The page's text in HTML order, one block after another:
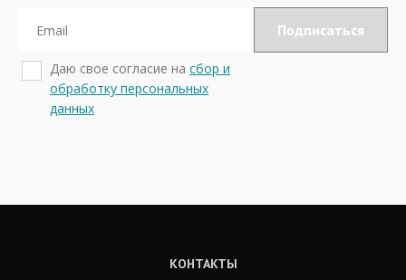
Даю свое согласие на сбор и
обработку персональных
данных
КОНТАКТЫ